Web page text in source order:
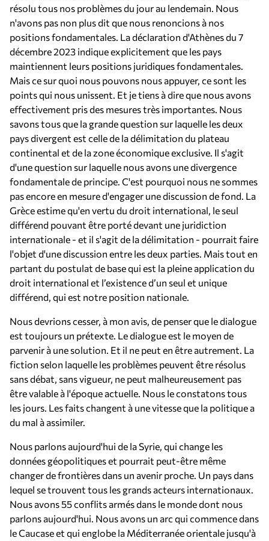
résolu tous nos problèmes du jour au lendemain. Nous
n'avons pas non plus dit que nous renoncions à nos
positions fondamentales. La déclaration d'Athènes du 7
décembre 2023 indique explicitement que les pays
maintiennent leurs positions juridiques fondamentales.
Mais ce sur quoi nous pouvons nous appuyer, ce sont les
points qui nous unissent. Et je tiens à dire que nous avons
effectivement pris des mesures très importantes. Nous
savons tous que la grande question sur laquelle les deux
pays divergent est celle de la délimitation du plateau
continental et de la zone économique exclusive. Il s'agit
d'une question sur laquelle nous avons une divergence
fondamentale de principe. C'est pourquoi nous ne sommes
pas encore en mesure d'engager une discussion de fond. La
Grèce estime qu'en vertu du droit international, le seul
différend pouvant être porté devant une juridiction
internationale - et il s'agit de la délimitation - pourrait faire
l'objet d'une discussion entre les deux parties. Mais tout en
partant du postulat de base qui est la pleine application du
droit international et l’existence d’un seul et unique
différend, qui est notre position nationale.
Nous devrions cesser, à mon avis, de penser que le dialogue
est toujours un prétexte. Le dialogue est le moyen de
parvenir à une solution. Et il ne peut en être autrement. La
fiction selon laquelle les problèmes peuvent être résolus
sans débat, sans vigueur, ne peut malheureusement pas
être valable à l'époque actuelle. Nous le constatons tous
les jours. Les faits changent à une vitesse que la politique a
du mal à assimiler.
Nous parlons aujourd'hui de la Syrie, qui change les
données géopolitiques et pourrait peut-être même
changer de frontières dans un avenir proche. Un pays dans
lequel se trouvent tous les grands acteurs internationaux.
Nous avons 55 conflits armés dans le monde dont nous
parlons aujourd'hui. Nous avons un arc qui commence dans
le Caucase et qui englobe la Méditerranée orientale jusqu'à